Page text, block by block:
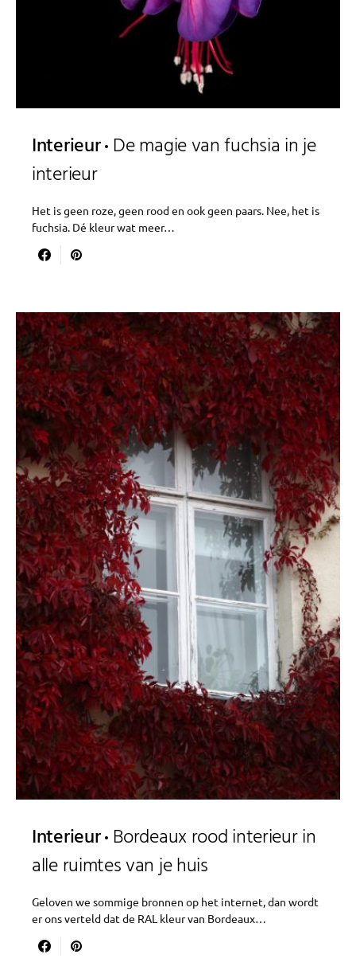
Interieur De magie van fuchsia in je
interieur
Het is geen roze, geen rood en ook geen paars. Nee, het is
fuchsia. Dé kleur wat meer…
Interieur Bordeaux rood interieur in
alle ruimtes van je huis
Geloven we sommige bronnen op het internet, dan wordt
er ons verteld dat de RAL kleur van Bordeaux…